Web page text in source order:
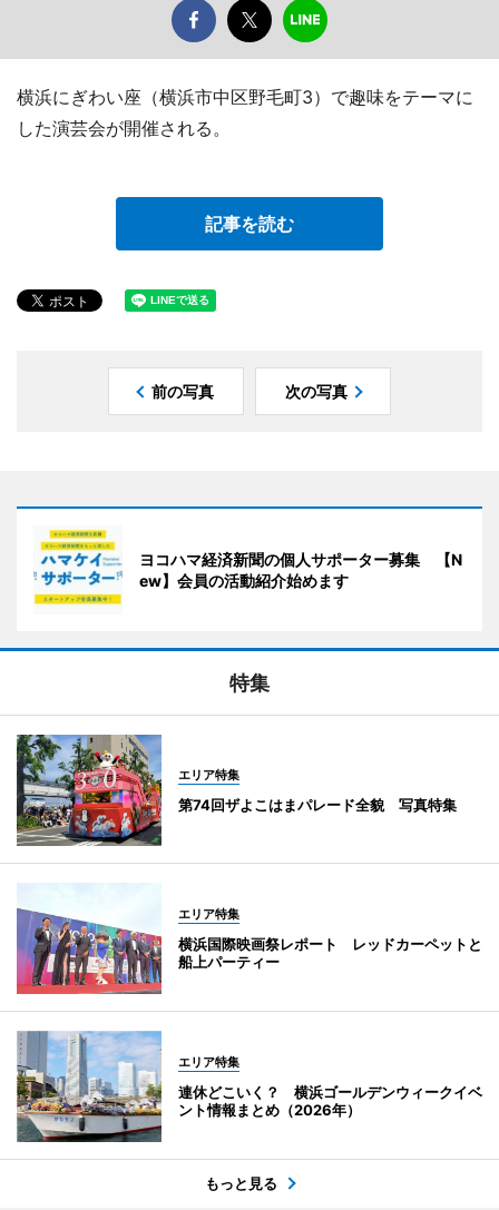
横浜にぎわい座（横浜市中区野毛町3）で趣味をテーマに
した演芸会が開催される。
記事を読む
前の写真 次の写真
ヨコハマ経済新聞の個人サポーター募集 【N
ew】会員の活動紹介始めます
特集
エリア特集
第74回ザよこはまパレード全貌 写真特集
エリア特集
横浜国際映画祭レポート レッドカーペットと
船上パーティー
エリア特集
連休どこいく？ 横浜ゴールデンウィークイベ
ント情報まとめ（2026年）
もっと見る